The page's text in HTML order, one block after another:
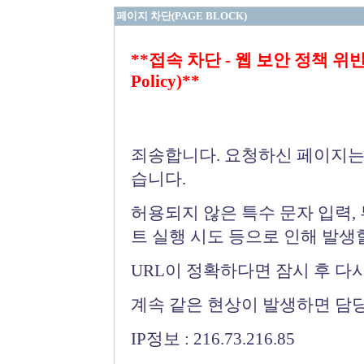
페이지 차단(PAGE BLOCK)
**접속 차단 - 웹 보안 정책 위
Policy)**
죄송합니다. 요청하신 페이지
습니다.
허용되지 않은 특수 문자 입력
트 실행 시도 등으로 인해 발생
URL이 정확하다면 잠시 후 다
계속 같은 현상이 발생하면 담
IP정보 : 216.73.216.85